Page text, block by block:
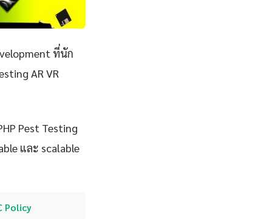
ที่นัก
AR VR
Pest Testing
และ scalable
Policy